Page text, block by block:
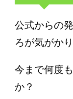
公式からの
ろが気がか
今まで何度
か？